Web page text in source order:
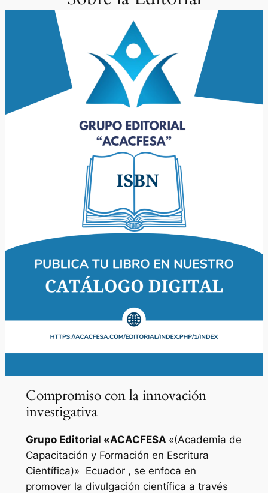
Compromiso con la innovación
investigativa
Grupo Editorial «ACACFESA «(Academia de
Capacitación y Formación en Escritura
Científica)» Ecuador , se enfoca en
promover la divulgación científica a través